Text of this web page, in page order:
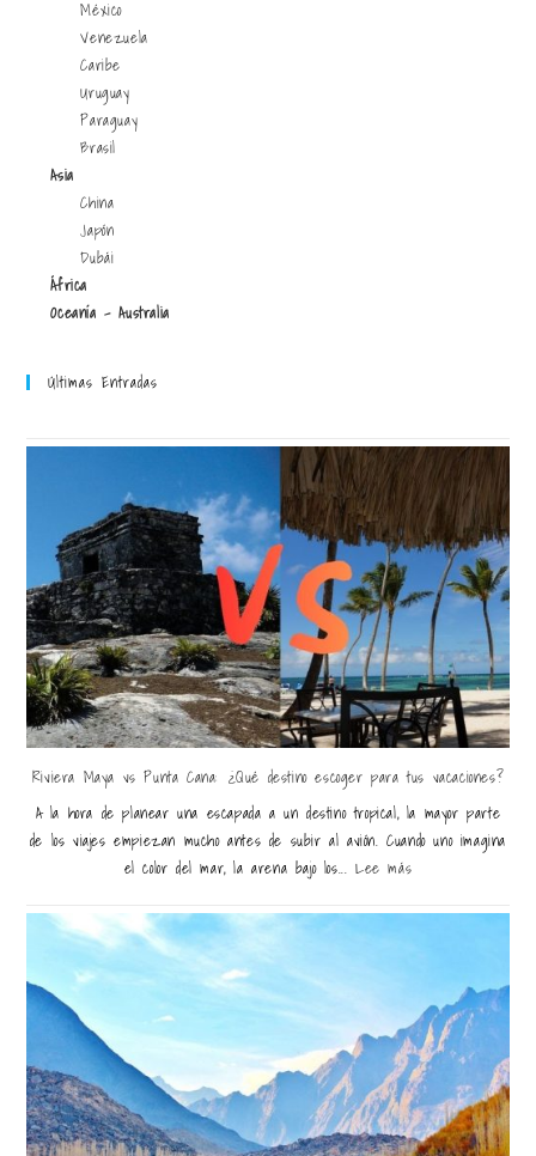
México
Venezuela
Caribe
Uruguay
Paraguay
Brasil
Asia
China
Japón
Dubái
África
Oceanía - Australia
Últimas Entradas
Riviera Maya vs Punta Cana: ¿Qué destino escoger para tus vacaciones?
A la hora de planear una escapada a un destino tropical, la mayor parte
de los viajes empiezan mucho antes de subir al avión. Cuando uno imagina
el color del mar, la arena bajo los...Lee más